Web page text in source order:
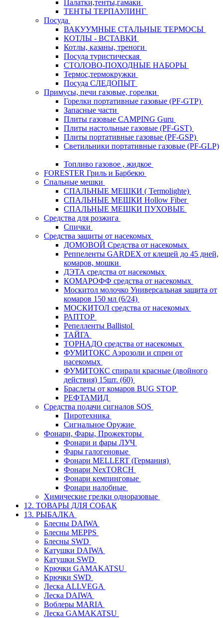
Палатки,тенты,гамаки
ТЕНТЫ ТЕРПАУЛИНГ
Посуда
ВАКУУМНЫЕ СТАЛЬНЫЕ ТЕРМОСЫ
КОТЛЫ - ВСТАВКИ
Котлы, казаны, треноги
Посуда туристическая
СТОЛОВО-ПОХОДНЫЕ НАБОРЫ
Термос,термокружки
Посуда СЛЕДОПЫТ
Примусы, печи газовые, горелки
Горелки портативные газовые (PF-GTP)
Запасные части
Плиты газовые CAMPING Guru
Плиты настольные газовые (PF-GST)
Плиты портативные газовые (PF-GSP)
Светильники портативные газовые (PF-GLP)
Топливо газовое , жидкое
FORESTER Гриль и Барбекю
Спальные мешки
СПАЛЬНЫЕ МЕШКИ ( Termolighte)
СПАЛЬНЫЕ МЕШКИ Hollow Fiber
СПАЛЬНЫЕ МЕШКИ ПУХОВЫЕ
Средства для розжига
Спички
Средства защиты от насекомых
ДОМОВОЙ Средства от насекомых
Реппеленты GARDEX от клещей до 45 дней,
комаров, мошки
ДЭТА средства от насекомых
КОМАРОФФ средства от насекомых
Москитол молочко Универсальная защита от
комаров 150 мл (6/24)
МОСКИТОЛ средства от насекомых
РАПТОР
Репелленты Ballistol
ТАЙГА
ТОРНАДО средства от насекомых
ФУМИТОКС Аэрозоли и спреи от
насекомых
ФУМИТОКС спирали красные (двойного
действия) 15шт. (60)
Браслеты от комаров BUG STOP
РЕФТАМИД
Средства подачи сигналов SOS
Пиротехника
Сигнальное Оружие
Фонари, Фары, Прожекторы
Фонари и фары ЛУЧ
Фары галогеновые
Фонари MELLERT (Германия)
Фонари NexTORCH
Фонари кемпинговые
Фонари налобные
Химические грелки одноразовые
12. ТОВАРЫ ДЛЯ СОБАК
13. РЫБАЛКА
Блесны DAIWA
Блесны MEPPS
Блесны SWD
Катушки DAIWA
Катушки SWD
Крючки GAMAKATSU
Крючки SWD
Леска ALLVEGA
Леска DAIWA
Воблеры MARIA
Леска GAMAKATSU